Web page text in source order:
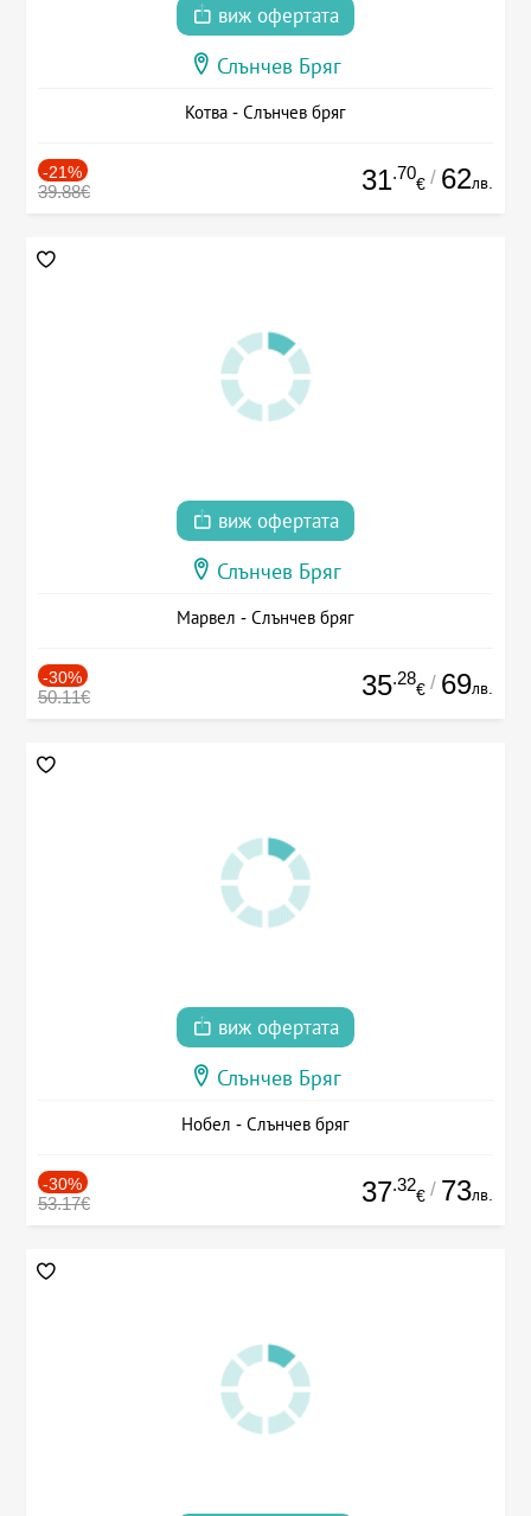
виж офертата
Слънчев Бряг
Котва - Слънчев бряг
-21%
39.88€ 31.70
€ / 62лв.
виж офертата
Слънчев Бряг
Марвел - Слънчев бряг
-30%
50.11€ 35.28
€ / 69лв.
виж офертата
Слънчев Бряг
Нобел - Слънчев бряг
-30%
53.17€ 37.32
€ / 73лв.